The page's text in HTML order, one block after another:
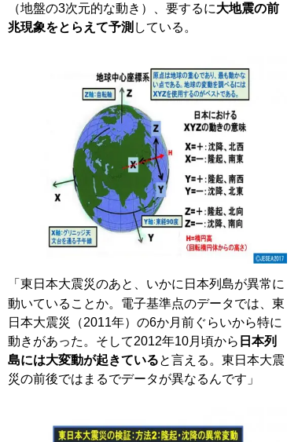
（地盤の3次元的な動き）、要するに大地震の前
兆現象をとらえて予測 している。
「東日本大震災のあと、いかに日本列島が異常に
動いていることか。電子基準点のデータでは、東
日本大震災（2011年）の6か月前ぐらいから特に
動きがあった。そして2012年10月頃から 日本列
島には大変動が起きていると言える。東日本大震
災の前後ではまるでデータが異なるんです」